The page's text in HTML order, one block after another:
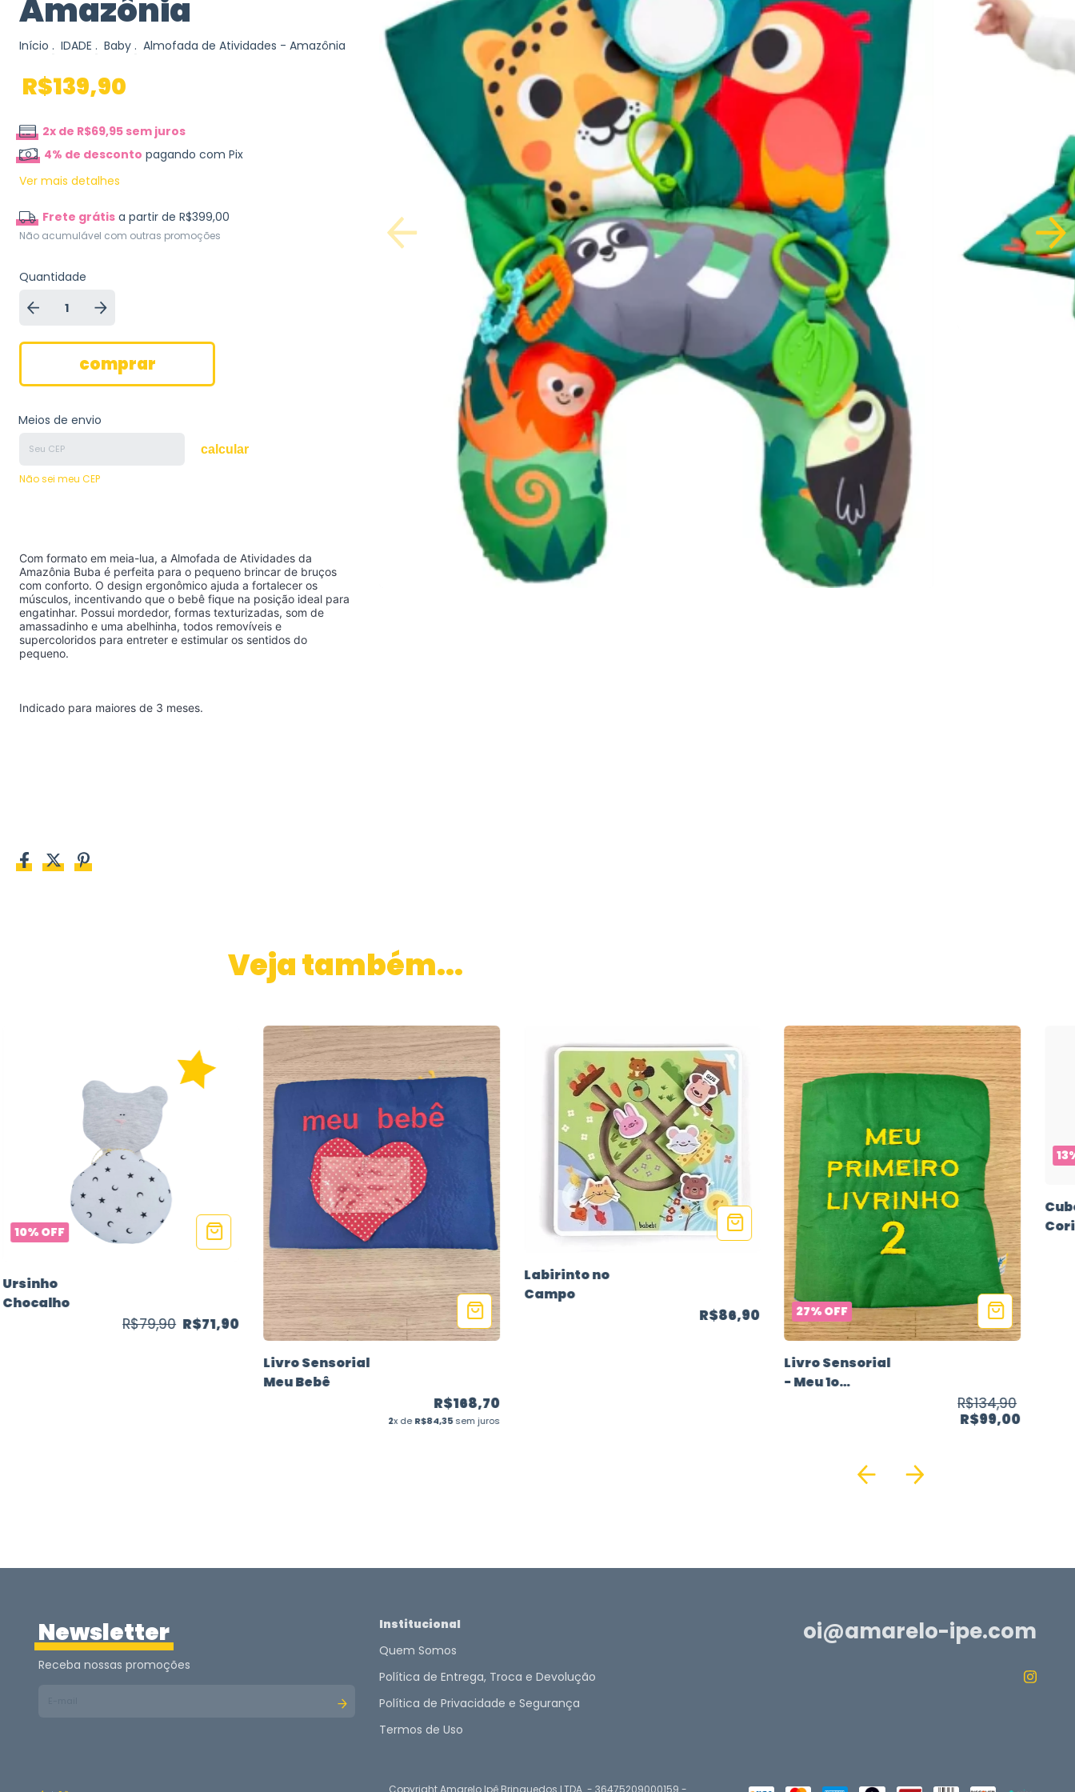
Amazônia
Início . IDADE . Baby . Almofada de Atividades - Amazônia
R$139,90
2x de R$69,95sem juros
4% de desconto pagando com Pix
Ver mais detalhes
Frete grátis a partir de R$399,00
Não acumulável com outras promoções
Quantidade
Meios de envio
calcular
Não sei meu CEP
Com formato em meia-lua, a Almofada de Atividades da
Amazônia Buba é perfeita para o pequeno brincar de bruços
com conforto. O design ergonômico ajuda a fortalecer os
músculos, incentivando que o bebê fique na posição ideal para
engatinhar. Possui mordedor, formas texturizadas, som de
amassadinho e uma abelhinha, todos removíveis e
supercoloridos para entreter e estimular os sentidos do
pequeno.
Indicado para maiores de 3 meses.
Veja também...
10%OFF
Ursinho
Chocalho
R$79,90 R$71,90
Livro Sensorial
Meu Bebê
R$168,70
2x deR$84,35sem juros
Labirinto no
Campo
R$86,90 27%OFF
Livro Sensorial
- Meu 1o
R$134,90
R$99,00
13
Newsletter
Receba nossas promoções
Institucional
Quem Somos
Política de Entrega, Troca e Devolução
Política de Privacidade e Segurança
Termos de Uso
oi@amarelo-ipe.com
Copyright Amarelo Ipê Brinquedos LTDA. - 36475209000159 -